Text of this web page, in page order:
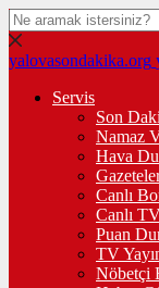
yalovasondakika.org
Servis
Son
Namaz
Hava
Canlı
Canlı
Puan
TV
Nöbetçi